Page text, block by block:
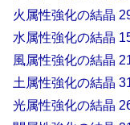
火属性強化の結晶
水属性強化の結晶
風属性強化の結晶
土属性強化の結晶
光属性強化の結晶